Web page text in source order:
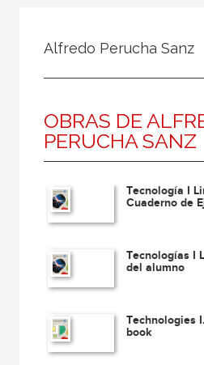
Coordinador
Editor
Escritor
Escritora
Ilustrador
Prologuista
Traductora
Alfredo Perucha Sanz
OBRAS DE
PERUCHA SANZ
Tecnología I
Cuaderno de
Tecnologías I
del alumno
Technologies
book